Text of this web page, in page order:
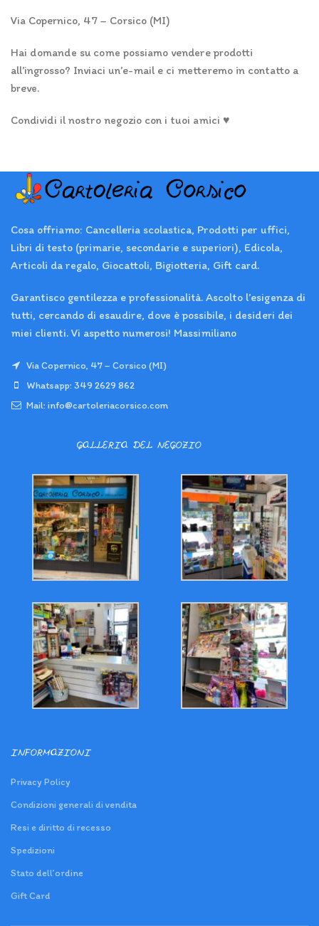
Via Copernico, 47 – Corsico (MI)
Hai domande su come possiamo vendere prodotti
all’ingrosso? Inviaci un’e-mail e ci metteremo in contatto a
breve.
Condividi il nostro negozio con i tuoi amici ♥
Cosa offriamo: Cancelleria scolastica, Prodotti per uffici,
Libri di testo (primarie, secondarie e superiori), Edicola,
Articoli da regalo, Giocattoli, Bigiotteria, Gift card.
Garantisco gentilezza e professionalità. Ascolto l’esigenza di
tutti, cercando di esaudire, dove è possibile, i desideri dei
miei clienti. Vi aspetto numerosi! Massimiliano
Via Copernico, 47 – Corsico (MI)
Whatsapp: 349 2629 862
Mail: info@cartoleriacorsico.com
GALLERIA DEL NEGOZIO
INFORMAZIONI
Privacy Policy
Condizioni generali di vendita
Resi e diritto di recesso
Spedizioni
Stato dell’ordine
Gift Card